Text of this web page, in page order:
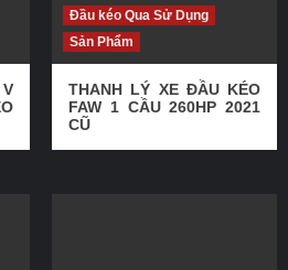
Đầu kéo Qua Sử Dụng
Sản Phẩm
THANH LÝ XE ĐẦU KÉO
FAW 1 CẦU 260HP 2021
CŨ